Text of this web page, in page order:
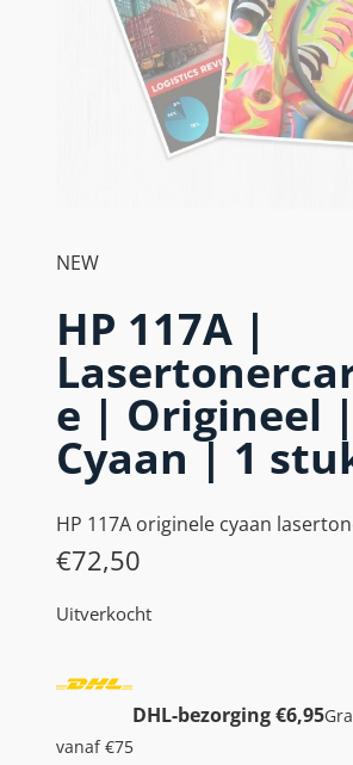
NEW
HP 117A |
e | Origineel |
Cyaan | 1
HP 117A originele cyaan
€72,50
Uitverkocht
DHL-bezorging €6,95
vanaf €75